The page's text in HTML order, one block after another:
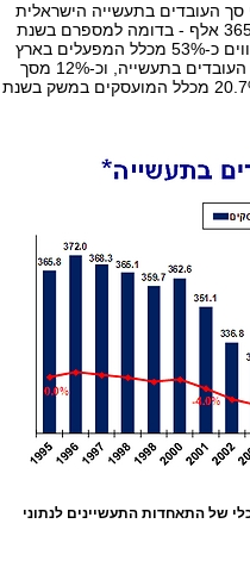
סך העובדים בתעשייה הישראלית
נותר ללא שינוי במהלך 19 השנים האחרונות - כ-365 אלף - בדומה למספרם בשנת
1995. מפעלי הטכנולוגיה מסורתית-קלאסית מהווים כ-53% מכלל המפעלים בארץ
והם מעסיקים כ-114 אלף עובדים - כ-32% מסך העובדים בתעשייה, וכ-12% מסך
העובדים בישראל בכלל. מדובר בירידה לעומת 20.7% מכלל המועסקים במשק בשנת
של התאחדות התעשיינים לנתוני